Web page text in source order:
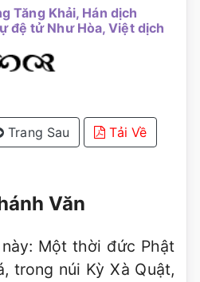
Tăng Khải, Hán dịch
đệ tử Như Hòa, Việt dịch
Trang Sau Tải Về
Văn
Một thời đức Phật
trong núi Kỳ Xà Quật,